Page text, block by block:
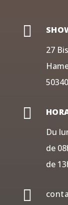

27

Du
de
de
